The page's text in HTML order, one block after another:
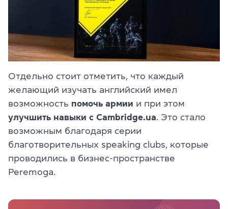
Отдельно стоит отметить, что каждый
желающий изучать английский имел
возможность помочь армии и при этом
улучшить навыки с Cambridge.ua. Это стало
возможным благодаря серии
благотворительных speaking clubs, которые
проводились в бизнес-пространстве
Peremoga.